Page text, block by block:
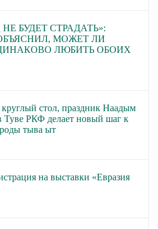
БУДЕТ СТРАДАТЬ»:
МОЖЕТ ЛИ
ЛЮБИТЬ ОБОИХ
стол, праздник Наадым
Туве РКФ делает новый шаг к
тыва ыт
на выставки «Евразия